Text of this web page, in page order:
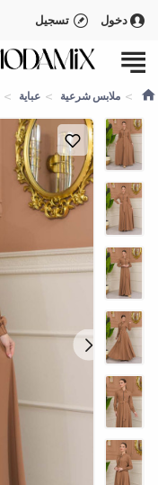
دخول تسجيل
ملابس شرعية عباية